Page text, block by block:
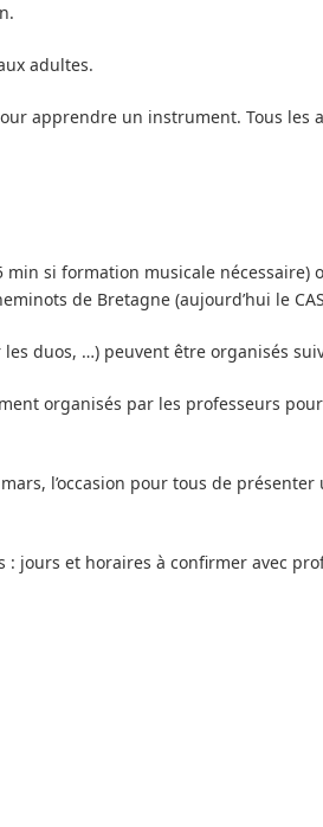
adultes.
apprendre un instrument. Tous
si formation musicale nécessaire)
de Bretagne (aujourd’hui le
duos, …) peuvent être organisés
organisés par les professeurs
l’occasion pour tous de
: jours et horaires à confirmer avec